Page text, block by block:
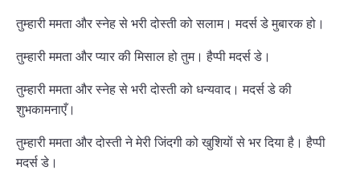
तुम्हारी ममता और स्नेह से भरी दोस्ती को सलाम। मदर्स डे मुबारक हो।
तुम्हारी ममता और प्यार की मिसाल हो तुम। हैप्पी मदर्स डे।
तुम्हारी ममता और स्नेह से भरी दोस्ती को धन्यवाद। मदर्स डे की
शुभकामनाएँ।
तुम्हारी ममता और दोस्ती ने मेरी जिंदगी को खुशियों से भर दिया है। हैप्पी
मदर्स डे।